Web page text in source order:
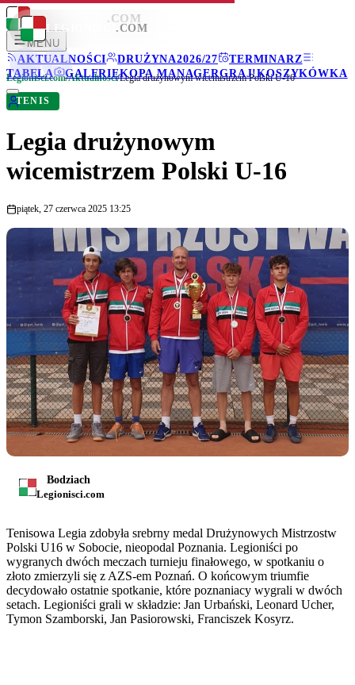
LEGIONISCI .COM
MENU
AKTUALNOŚCI
DRUŻYNA2026/27
TERMINARZ
TABELA
GALERIEKOPA MANAGERGRAJ!KOSZYKÓWKA
LEGIONISCI .COM
Legionisci.com/Aktualności/Legia drużynowym wicemistrzem Polski U-16
TENIS
Legia drużynowym
wicemistrzem Polski U-16
piątek, 27 czerwca 2025 13:25
Bodziach
Legionisci.com
Tenisowa Legia zdobyła srebrny medal Drużynowych Mistrzostw
Polski U16 w Sobocie, nieopodal Poznania. Legioniści po
wygranych dwóch meczach turnieju finałowego, w spotkaniu o
złoto zmierzyli się z AZS-em Poznań. O końcowym triumfie
decydowało ostatnie spotkanie, które poznaniacy wygrali w dwóch
setach. Legioniści grali w składzie: Jan Urbański, Leonard Ucher,
Tymon Szamborski, Jan Pasiorowski, Franciszek Kosyrz.